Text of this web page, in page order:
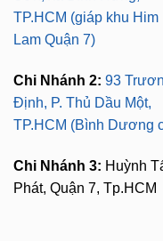
TP.HCM (giáp khu Him
Lam Quận 7)
Chi Nhánh 2: 93
Định, P. Thủ Dầu Một,
TP.HCM (Bình Dương
Chi Nhánh 3: Huỳnh
Phát, Quận 7, Tp.HCM